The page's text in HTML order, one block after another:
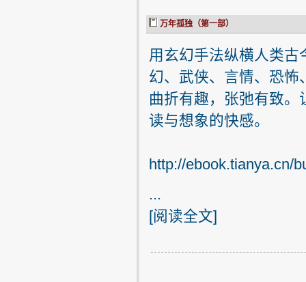
万年孤独（第一部）
用玄幻手法纵横人类
幻、武侠、言情、恐
曲折有趣，张弛有致
读与想象的快感。
http://ebook.tianya.cn/
...
[阅读全文]